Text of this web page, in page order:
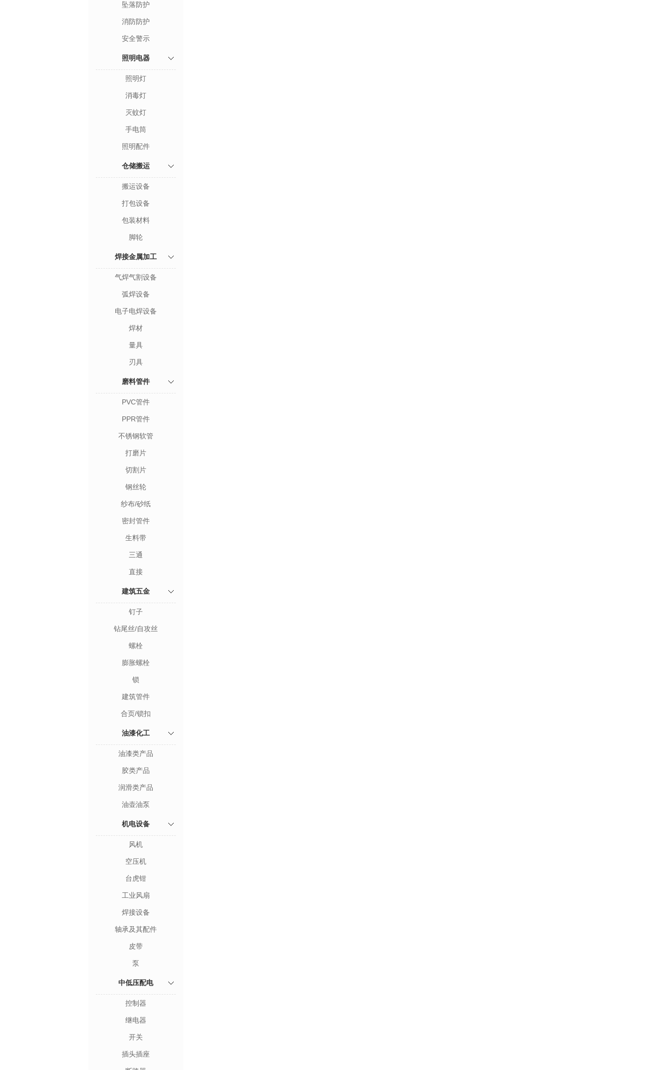
坠落防护
消防防护
安全警示
照明电器
照明灯
消毒灯
灭蚊灯
手电筒
照明配件
仓储搬运
搬运设备
打包设备
包装材料
脚轮
焊接金属加工
气焊气割设备
弧焊设备
电子电焊设备
焊材
量具
刃具
磨料管件
PVC管件
PPR管件
不锈钢软管
打磨片
切割片
钢丝轮
纱布/砂纸
密封管件
生料带
三通
直接
建筑五金
钉子
钻尾丝/自攻丝
螺栓
膨胀螺栓
锁
建筑管件
合页/锁扣
油漆化工
油漆类产品
胶类产品
润滑类产品
油壶油泵
机电设备
风机
空压机
台虎钳
工业风扇
焊接设备
轴承及其配件
皮带
泵
中低压配电
控制器
继电器
开关
插头插座